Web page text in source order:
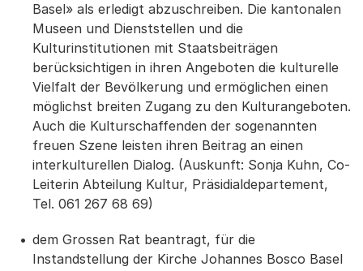
Basel» als erledigt abzuschreiben. Die kantonalen
Museen und Dienststellen und die
Kulturinstitutionen mit Staatsbeiträgen
berücksichtigen in ihren Angeboten die kulturelle
Vielfalt der Bevölkerung und ermöglichen einen
möglichst breiten Zugang zu den Kulturangeboten.
Auch die Kulturschaffenden der sogenannten
freuen Szene leisten ihren Beitrag an einen
interkulturellen Dialog. (Auskunft: Sonja Kuhn, Co-
Leiterin Abteilung Kultur, Präsidialdepartement,
Tel. 061 267 68 69)
dem Grossen Rat beantragt, für die
Instandstellung der Kirche Johannes Bosco Basel